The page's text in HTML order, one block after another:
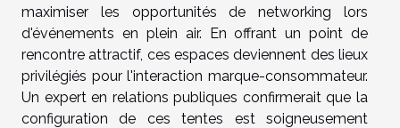
maximiser les opportunités de networking lors
d'événements en plein air. En offrant un point de
rencontre attractif, ces espaces deviennent des lieux
privilégiés pour l'interaction marque-consommateur.
Un expert en relations publiques confirmerait que la
configuration de ces tentes est soigneusement